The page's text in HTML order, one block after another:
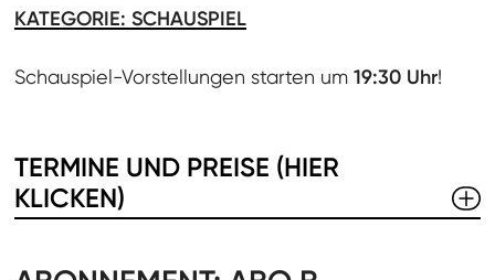
KATEGORIE: SCHAUSPIEL
Schauspiel-Vorstellungen starten um 19:30 Uhr!
TERMINE UND PREISE (HIER
KLICKEN)